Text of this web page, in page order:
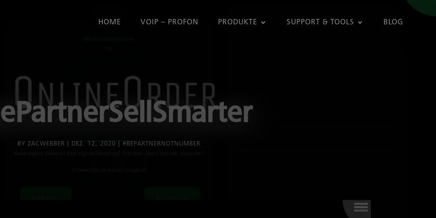
HOME VOIP – PROFON PRODUKTE SUPPORT & TOOLS BLOG
BY ZACWEBBER DEZ. 12, 2020 #BEPARTNERNOTNUMBER